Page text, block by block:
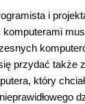
i
komputerami
przydać także
który